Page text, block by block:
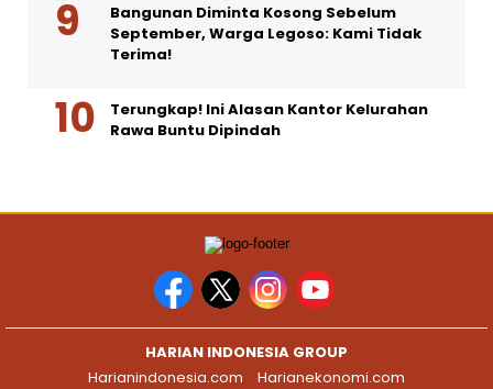
Bangunan Diminta Kosong Sebelum
September, Warga Legoso: Kami Tidak
Terima!
Terungkap! Ini Alasan Kantor Kelurahan
Rawa Buntu Dipindah
HARIAN INDONESIA GROUP
Harianindonesia.com
Harianekonomi.com